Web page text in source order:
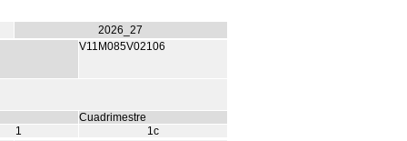
2026_27
V11M085V02106
Cuadrimestre
1
1c